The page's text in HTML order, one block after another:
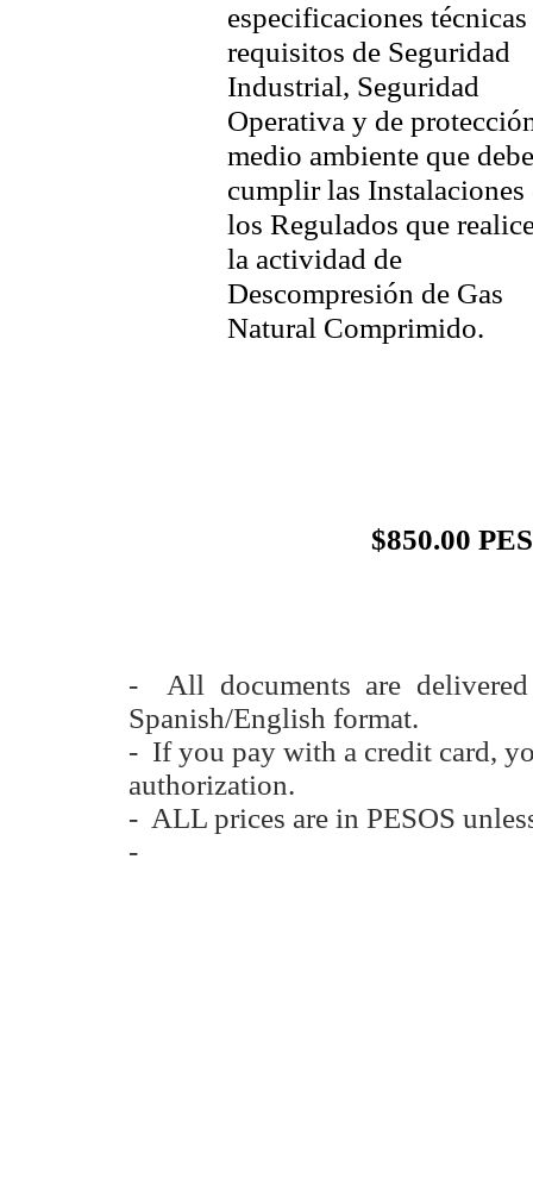
especificaciones
requisitos de Seguridad
Industrial, Seguridad
Operativa y de
medio ambiente que
cumplir las Instalaciones
los Regulados que
la actividad de
Descompresión de Gas
Natural Comprimido.
$850.00
- All documents are
Spanish/English format.
- If you pay with a credit card,
authorization.
- ALL prices are in PESOS
-